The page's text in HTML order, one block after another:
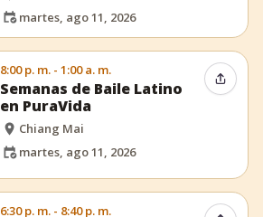
martes, ago 11, 2026
8:00 p. m. - 1:00 a. m.
Semanas de Baile Latino
en PuraVida
Chiang Mai
martes, ago 11, 2026
6:30 p. m. - 8:40 p. m.